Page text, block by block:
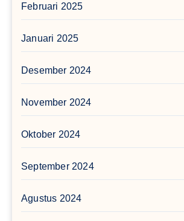
Februari 2025
Januari 2025
Desember 2024
November 2024
Oktober 2024
September 2024
Agustus 2024